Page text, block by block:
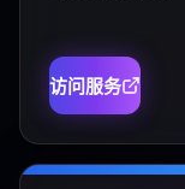
访问服务